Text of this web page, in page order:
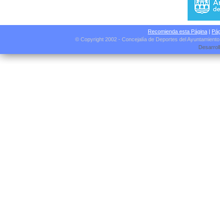
Recomienda esta Página |
© Copyright 2002 - Concejalía de Deportes del